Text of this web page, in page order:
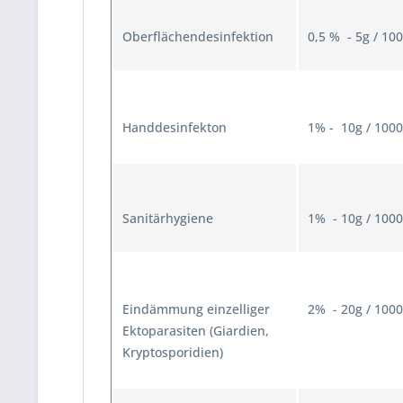
Oberflächendesinfektion 0,5 % - 5g /
Handdesinfekton 1% - 10g /
Sanitärhygiene 1% - 10g /
Eindämmung einzelliger
Ektoparasiten (Giardien,
Kryptosporidien)
2% - 20g /